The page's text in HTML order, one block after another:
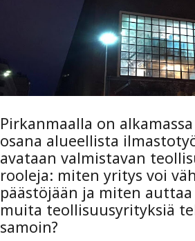
Pirkanmaalla on
osana alueellista
avataan valmistavan
rooleja: miten yritys voi
päästöjään ja miten
muita teollisuusyrityksiä
samoin?